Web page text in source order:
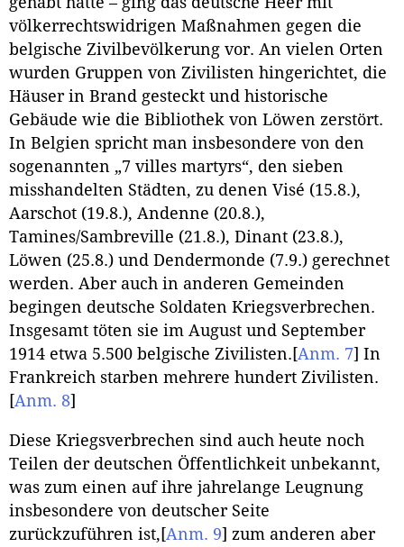
völkerrechtswidrigen Maßnahmen gegen die
belgische Zivilbevölkerung vor. An vielen Orten
wurden Gruppen von Zivilisten hingerichtet, die
Häuser in Brand gesteckt und historische
Gebäude wie die Bibliothek von Löwen zerstört.
In Belgien spricht man insbesondere von den
sogenannten „7 villes martyrs“, den sieben
misshandelten Städten, zu denen Visé (15.8.),
Aarschot (19.8.), Andenne (20.8.),
Tamines/Sambreville (21.8.), Dinant (23.8.),
Löwen (25.8.) und Dendermonde (7.9.) gerechnet
werden. Aber auch in anderen Gemeinden
begingen deutsche Soldaten Kriegsverbrechen.
Insgesamt töten sie im August und September
1914 etwa 5.500 belgische Zivilisten. [Anm. 7] In
Frankreich starben mehrere hundert Zivilisten.
[Anm. 8]
Diese Kriegsverbrechen sind auch heute noch
Teilen der deutschen Öffentlichkeit unbekannt,
was zum einen auf ihre jahrelange Leugnung
insbesondere von deutscher Seite
zurückzuführen ist, [Anm. 9] zum anderen aber